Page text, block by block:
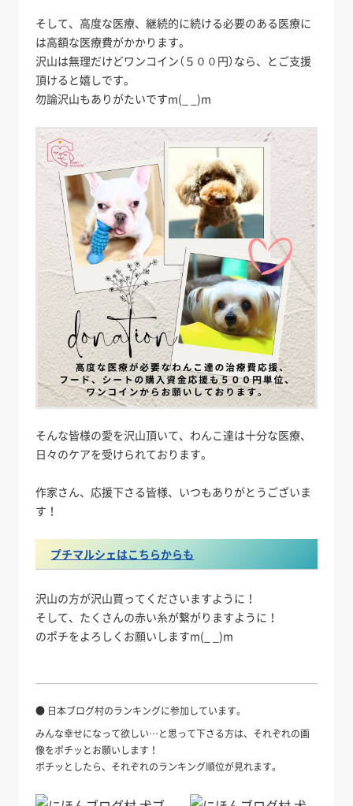
そして、高度な医療、継続的に続ける必要のある医療に
は高額な医療費がかかります。
沢山は無理だけどワンコイン（５００円）なら、とご支援
頂けると嬉しです。
勿論沢山もありがたいですm(_ _)m
そんな皆様の愛を沢山頂いて、わんこ達は十分な医療、
日々のケアを受けられております。
作家さん、応援下さる皆様、いつもありがとうございま
す！
プチマルシェはこちらからも
沢山の方が沢山買ってくださいますように！
そして、たくさんの赤い糸が繋がりますように！
のポチをよろしくお願いしますm(_ _)m
● 日本ブログ村のランキングに参加しています。
みんな幸せになって欲しい…と思って下さる方は、それぞれの画
像をポチッとお願いします！
ポチッとしたら、それぞれのランキング順位が見れます。